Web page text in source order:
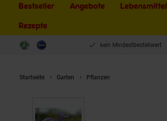
Bestseller Angebote Lebensmittel
Rezepte
kein Mindestbestellwert
Startseite Garten Pflanzen